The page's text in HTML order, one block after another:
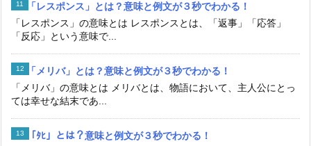
「レスポンス」とは？意味と例文が３秒でわかる！
「レスポンス」の意味とは レスポンスとは、「返事」「応答」
「反応」という意味で...
「メリバ」とは？意味と例文が３秒でわかる！
「メリバ」の意味とは メリバとは、物語において、主人公にとっ
ては幸せな結末であ...
「ﾀﾋ」とは？意味と例文が３秒でわかる！